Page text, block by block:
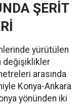
ŞERİT
yürütülen
değişiklikler
arasında
Konya-Ankara
yönünden iki